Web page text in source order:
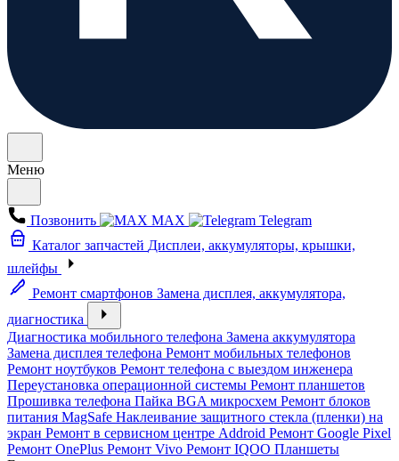
Меню
Позвонить MAX
Telegram
Каталог запчастей Дисплеи, аккумуляторы, крышки,
шлейфы
Ремонт смартфонов Замена дисплея, аккумулятора,
диагностика
Диагностика мобильного телефона Замена аккумулятора
Замена дисплея телефона Ремонт мобильных телефонов
Ремонт ноутбуков Ремонт телефона с выездом инженера
Переустановка операционной системы Ремонт планшетов
Прошивка телефона Пайка BGA микросхем Ремонт блоков
питания MagSafe Наклеивание защитного стекла (пленки) на
экран Ремонт в сервисном центре Addroid Ремонт Google Pixel
Ремонт OnePlus Ремонт Vivo Ремонт IQOO Планшеты